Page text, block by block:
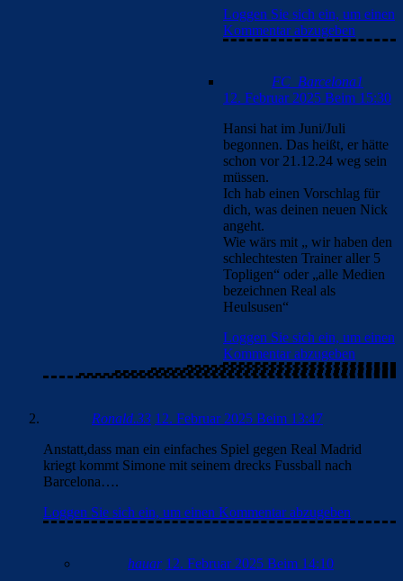
Loggen Sie sich ein, um einen
Kommentar abzugeben
FC_Barcelona1
12. Februar 2025 Beim 15:30
Hansi hat im Juni/Juli
begonnen. Das heißt, er hätte
schon vor 21.12.24 weg sein
müssen.
Ich hab einen Vorschlag für
dich, was deinen neuen Nick
angeht.
Wie wärs mit „ wir haben den
schlechtesten Trainer aller 5
Topligen“ oder „alle Medien
bezeichnen Real als
Heulsusen“
Loggen Sie sich ein, um einen
Kommentar abzugeben
Ronald.33 12. Februar 2025 Beim 13:47
Anstatt,dass man ein einfaches Spiel gegen Real Madrid
kriegt kommt Simone mit seinem drecks Fussball nach
Barcelona….
Loggen Sie sich ein, um einen Kommentar abzugeben
hauar 12. Februar 2025 Beim 14:10